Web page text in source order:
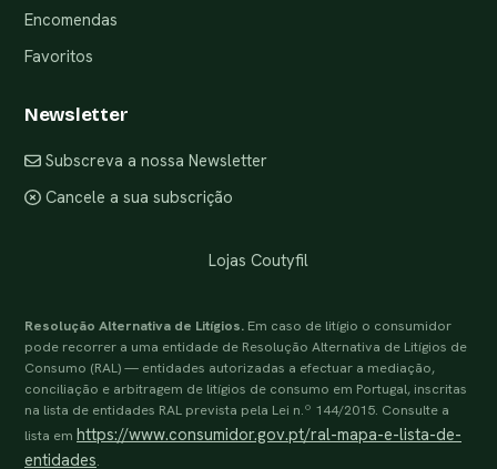
Encomendas
Favoritos
Newsletter
Subscreva a nossa Newsletter
Cancele a sua subscrição
Lojas Coutyfil
Resolução Alternativa de Litígios. Em caso de litígio o consumidor
pode recorrer a uma entidade de Resolução Alternativa de Litígios de
Consumo (RAL) — entidades autorizadas a efectuar a mediação,
conciliação e arbitragem de litígios de consumo em Portugal, inscritas
na lista de entidades RAL prevista pela Lei n.º 144/2015. Consulte a
lista em https://www.consumidor.gov.pt/ral-mapa-e-lista-de-
entidades.